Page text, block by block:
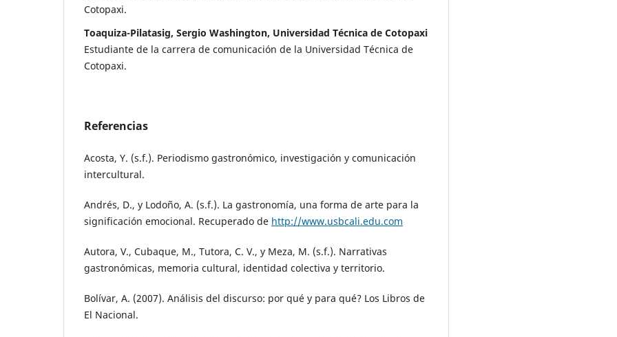
Cotopaxi.
Toaquiza-Pilatasig, Sergio Washington, Universidad Técnica de Cotopaxi
Estudiante de la carrera de comunicación de la Universidad Técnica de
Cotopaxi.
Referencias
Acosta, Y. (s.f.). Periodismo gastronómico, investigación y comunicación
intercultural.
Andrés, D., y Lodoño, A. (s.f.). La gastronomía, una forma de arte para la
significación emocional. Recuperado de http://www.usbcali.edu.com
Autora, V., Cubaque, M., Tutora, C. V., y Meza, M. (s.f.). Narrativas
gastronómicas, memoria cultural, identidad colectiva y territorio.
Bolívar, A. (2007). Análisis del discurso: por qué y para qué? Los Libros de
El Nacional.